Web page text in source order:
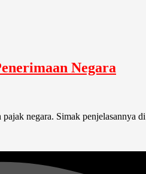
Negara
negara. Simak penjelasannya